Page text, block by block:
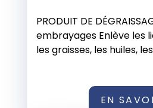
PRODUIT DE
embrayages Enlève les
les graisses, les huiles, les
EN